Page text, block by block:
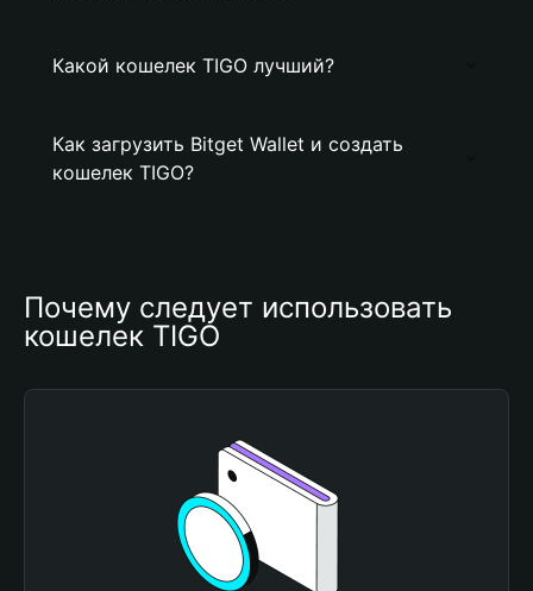
Какой кошелек TIGO лучший?
Как загрузить Bitget Wallet и создать
кошелек TIGO?
Почему следует использовать
кошелек TIGO